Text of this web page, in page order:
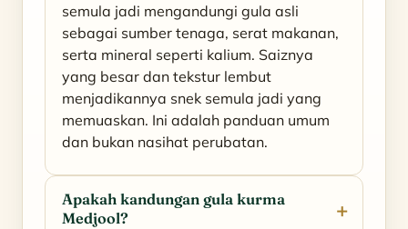
semula jadi mengandungi gula asli
sebagai sumber tenaga, serat makanan,
serta mineral seperti kalium. Saiznya
yang besar dan tekstur lembut
menjadikannya snek semula jadi yang
memuaskan. Ini adalah panduan umum
dan bukan nasihat perubatan.
Apakah kandungan gula kurma
Medjool?